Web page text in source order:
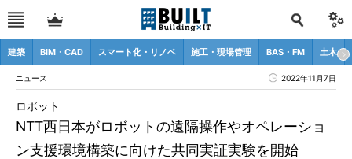
建築 BIM・CAD スマート化・リノベ 施工・現場管理 BAS・FM 土木
ニュース 2022年11月7日
NTT西日本がロボットの遠隔操作やオペレーショ
ン支援環境構築に向けた共同実証実験を開始
ロボット